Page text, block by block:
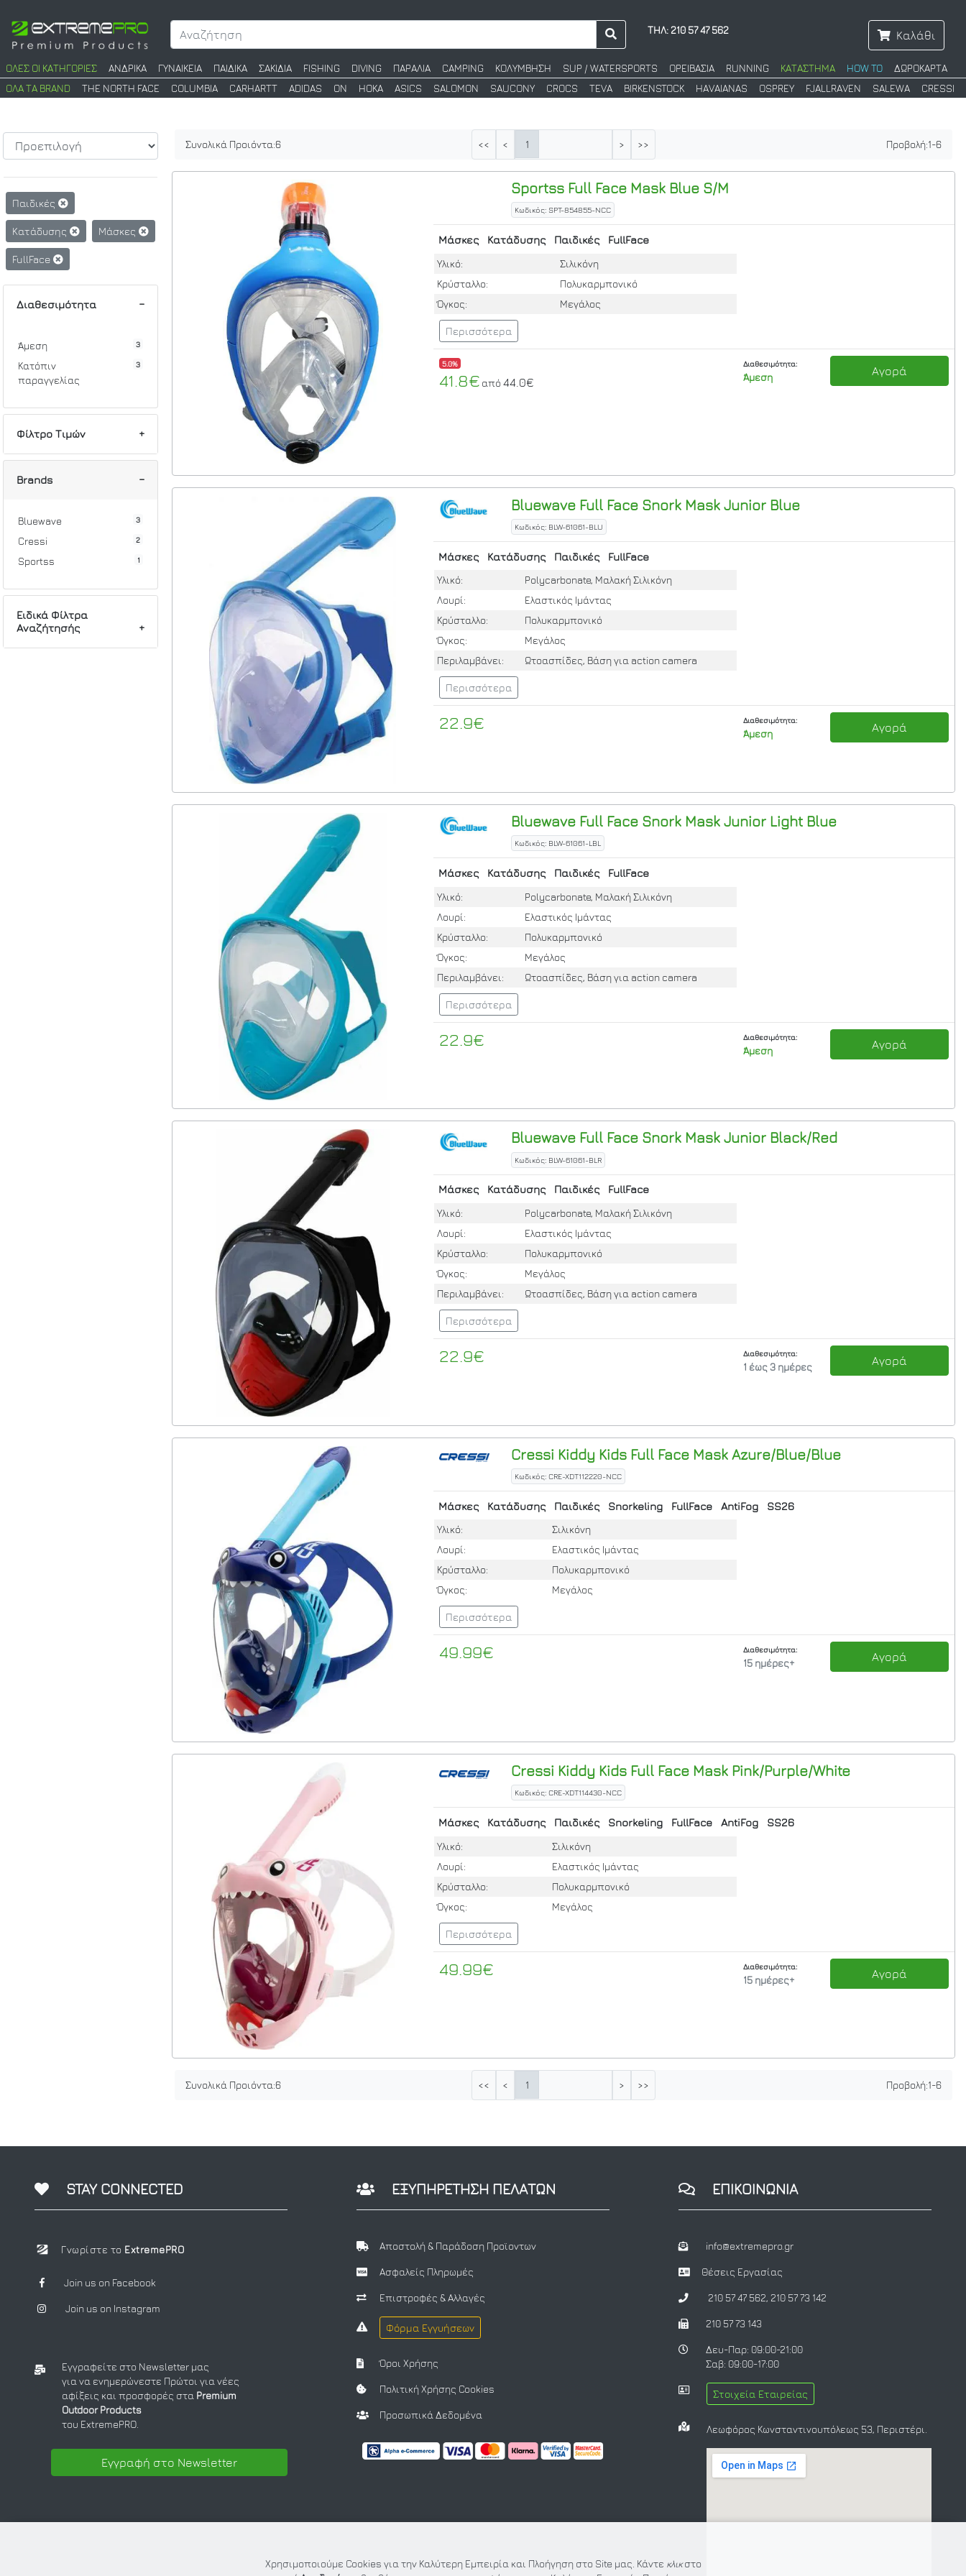
ΤΗΛ: 210 57 47 562 Καλάθι
ΟΛΕΣ ΟΙ ΚΑΤΗΓΟΡΙΕΣ ΑΝΔΡΙΚΑ ΓΥΝΑΙΚΕΙΑ ΠΑΙΔΙΚΑ ΣΑΚΙΔΙΑ FISHING DIVING ΠΑΡΑΛΙΑ CAMPING ΚΟΛΥΜΒΗΣΗ SUP / WATERSPORTS ΟΡΕΙΒΑΣΙΑ RUNNING ΚΑΤΑΣΤΗΜΑ HOW TO
ΔΩΡΟΚΑΡΤΑ
ΟΛΑ ΤΑ BRAND
THE NORTH FACE COLUMBIA CARHARTT ADIDAS ON HOKA ASICS SALOMON SAUCONY CROCS TEVA BIRKENSTOCK HAVAIANAS OSPREY FJALLRAVEN SALEWA CRESSI
Παιδικές
Κατάδυσης Μάσκες
FullFace
Διαθεσιμότητα
Άμεση 3
Κατόπιν
παραγγελίας
3
Φίλτρο Τιμών
Min
Brands
Bluewave 3
Cressi 2
Sportss 1
Ειδικά Φίλτρα
Αναζήτησής
Συνολικά Προιόντα:6 << < 1 > >> Προβολή:1-6
SportssFull Face Mask Blue S/M
Κωδικός: SPT-854855-NCC
Μάσκες Κατάδυσης Παιδικές FullFace
Υλικό:
Σιλικόνη
Κρύσταλλο:
Πολυκαρμπονικό
Όγκος:
Μεγάλος
Περισσότερα
5.0%
41.8€ από 44.0€
Διαθεσιμότητα:
Άμεση Αγορά
BluewaveFull Face Snork Mask JuniorBlue
Κωδικός: BLW-61061-BLU
Μάσκες Κατάδυσης Παιδικές FullFace
Υλικό:
Polycarbonate, Μαλακή Σιλικόνη
Λουρί:
Ελαστικός Ιμάντας
Κρύσταλλο:
Πολυκαρμπονικό
Όγκος:
Μεγάλος
Περιλαμβάνει:
Ωτοασπίδες, Βάση για action camera
Περισσότερα
22.9€ Διαθεσιμότητα:
Άμεση Αγορά
BluewaveFull Face Snork Mask JuniorLight Blue
Κωδικός: BLW-61061-LBL
Μάσκες Κατάδυσης Παιδικές FullFace
Υλικό:
Polycarbonate, Μαλακή Σιλικόνη
Λουρί:
Ελαστικός Ιμάντας
Κρύσταλλο:
Πολυκαρμπονικό
Όγκος:
Μεγάλος
Περιλαμβάνει:
Ωτοασπίδες, Βάση για action camera
Περισσότερα
22.9€ Διαθεσιμότητα:
Άμεση Αγορά
BluewaveFull Face Snork Mask JuniorBlack/Red
Κωδικός: BLW-61061-BLR
Μάσκες Κατάδυσης Παιδικές FullFace
Υλικό:
Polycarbonate, Μαλακή Σιλικόνη
Λουρί:
Ελαστικός Ιμάντας
Κρύσταλλο:
Πολυκαρμπονικό
Όγκος:
Μεγάλος
Περιλαμβάνει:
Ωτοασπίδες, Βάση για action camera
Περισσότερα
22.9€ Διαθεσιμότητα:
1 έως 3 ημέρες Αγορά
Cressi Kiddy Kids Full Face Mask Azure/Blue/Blue
Κωδικός: CRE-XDT112220-NCC
Μάσκες Κατάδυσης Παιδικές Snorkeling FullFace AntiFog SS26
Υλικό:
Σιλικόνη
Λουρί:
Ελαστικός Ιμάντας
Κρύσταλλο:
Πολυκαρμπονικό
Όγκος:
Μεγάλος
Περισσότερα
49.99€ Διαθεσιμότητα:
15 ημέρες+ Αγορά
Cressi Kiddy Kids Full Face Mask Pink/Purple/White
Κωδικός: CRE-XDT114430-NCC
Μάσκες Κατάδυσης Παιδικές Snorkeling FullFace AntiFog SS26
Υλικό:
Σιλικόνη
Λουρί:
Ελαστικός Ιμάντας
Κρύσταλλο:
Πολυκαρμπονικό
Όγκος:
Μεγάλος
Περισσότερα
49.99€ Διαθεσιμότητα:
15 ημέρες+ Αγορά
Συνολικά Προιόντα:6 << < 1 > >> Προβολή:1-6
Χρησιμοποιούμε Cookies για την Καλύτερη Εμπειρία και Πλοήγηση στο Site μας. Κάντε κλικστο
STAY CONNECTED
Γνωρίστε το ExtremePRO
Join us on Facebook
Join us on Instagram
Εγγραφείτε στο Newsletter μας
για να ενημερώνεστε Πρώτοι για νέες
αφίξεις και προσφορές στα Premium
Outdoor Products
του ExtremePRO.
Εγγραφή στο Newsletter
ΕΞΥΠΗΡΕΤΗΣΗ ΠΕΛΑΤΩΝ
Αποστολή & Παράδοση Προϊοντων
Ασφαλείς Πληρωμές
Επιστροφές & Αλλαγές
Φόρμα Εγγυήσεων
Όροι Χρήσης
Πολιτική Χρήσης Cookies
Προσωπικά Δεδομένα
ΕΠΙΚΟΙΝΩΝΙΑ
info@extremepro.gr
Θέσεις Εργασίας
210 57 47 562, 210 57 73 142
210 57 73 143
Δευ-Παρ: 09:00-21:00
Σαβ: 09:00-17:00
Στοιχεία Εταιρείας
Λεωφόρος Κωνσταντινουπόλεως 53, Περιστέρι.